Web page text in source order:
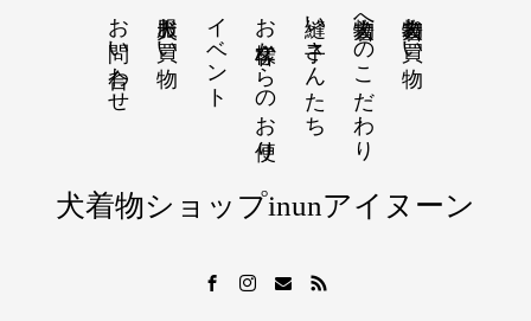
犬着物お買い物
犬着物へのこだわり
縫い子さんたち
お客様からのお便り
イベント
犬服お買い物
お問い合わせ
犬着物ショップinunアイヌーン